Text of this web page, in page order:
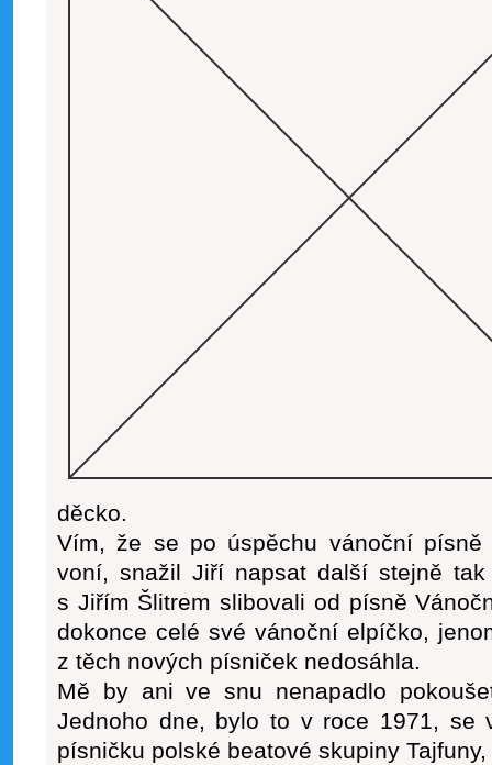
děcko.
Vím, že se po úspěchu vánoční
voní, snažil Jiří napsat další stejně
s Jiřím Šlitrem slibovali od písně
dokonce celé své vánoční elpíčko,
z těch nových písniček nedosáhla.
Mě by ani ve snu nenapadlo
Jednoho dne, bylo to v roce 1971, se
písničku polské beatové skupiny